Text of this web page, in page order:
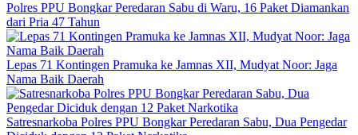
Polres PPU Bongkar Peredaran Sabu di Waru, 16 Paket Diamankan
dari Pria 47 Tahun
Lepas 71 Kontingen Pramuka ke Jamnas XII, Mudyat Noor: Jaga
Nama Baik Daerah
Satresnarkoba Polres PPU Bongkar Peredaran Sabu, Dua Pengedar